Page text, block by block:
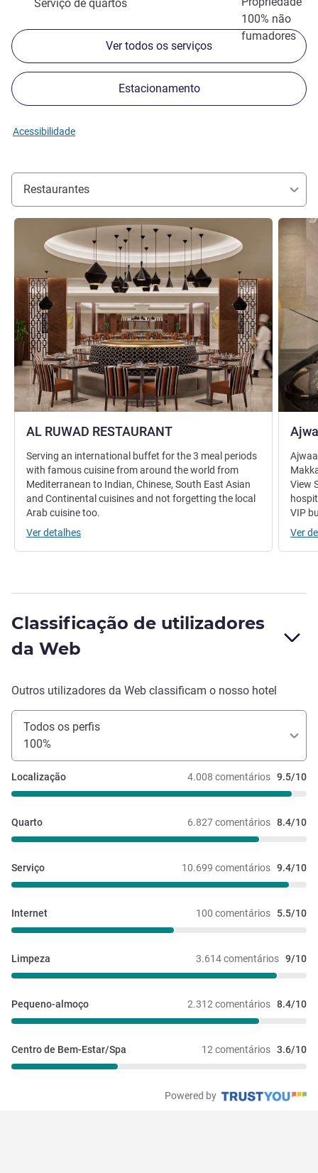
100% não
fumadores
Serviço de quartos
Ver todos os serviços
Estacionamento
Acessibilidade
Restaurantes
AL RUWAD RESTAURANT
Ver detalhes
Serving an international buffet for the 3 meal periods
with famous cuisine from around the world from
Mediterranean to Indian, Chinese, South East Asian
and Continental cuisines and not forgetting the local
Arab cuisine too.
Ver detalhes
Ver
View
VIP
Ver
Classificação de utilizadores
da Web
Outros utilizadores da Web classificam o nosso hotel
Todos os perfis
100%
4.008 comentários 9.5/10
Localização
6.827 comentários 8.4/10
Quarto
10.699 comentários 9.4/10
Serviço
100 comentários 5.5/10
Internet
3.614 comentários 9/10
Limpeza
2.312 comentários 8.4/10
Pequeno-almoço
12 comentários 3.6/10
Centro de Bem-Estar/Spa
Powered by